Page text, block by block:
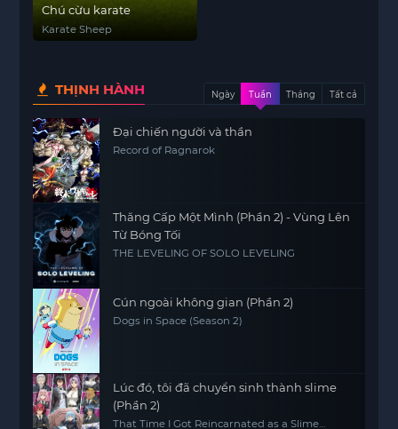
Chú cừu karate
Karate Sheep
THỊNH HÀNH Ngày Tuần Tháng Tất cả
Đại chiến người và thần
Record of Ragnarok
Thăng Cấp Một Mình (Phần 2) - Vùng Lên
Từ Bóng Tối
THE LEVELING OF SOLO LEVELING
Cún ngoài không gian (Phần 2)
Dogs in Space (Season 2)
Lúc đó, tôi đã chuyển sinh thành slime
(Phần 2)
That Time I Got Reincarnated as a Slime